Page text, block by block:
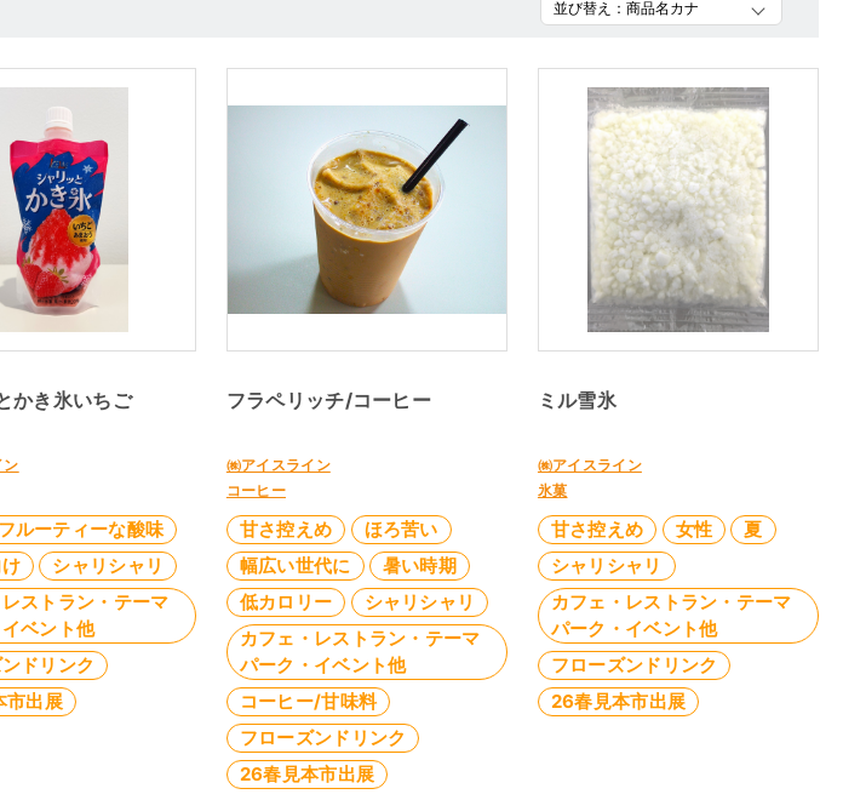
かき氷いちご
ン
フルーティーな酸味
シャリシャリ
ストラン・テーマ
ベント他
ドリンク
市出展
フラペリッチ/コーヒー
㈱アイスライン
コーヒー
甘さ控えめ
ほろ苦い
幅広い世代に
暑い時期
低カロリー
シャリシャリ
カフェ・レストラン・テーマ
パーク・イベント他
コーヒー/甘味料
フローズンドリンク
26春見本市出展
ミル雪氷
㈱アイスライン
氷菓
甘さ控えめ 女性
夏
シャリシャリ
カフェ・レストラン・テーマ
パーク・イベント他
フローズンドリンク
26春見本市出展